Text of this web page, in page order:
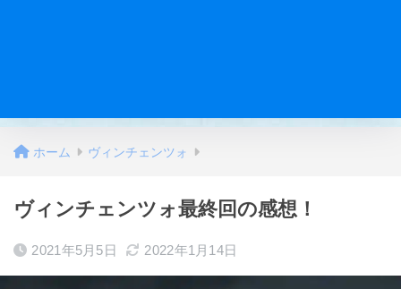
ホーム ヴィンチェンツォ
ヴィンチェンツォ最終回の感想！
2021年5月5日 2022年1月14日